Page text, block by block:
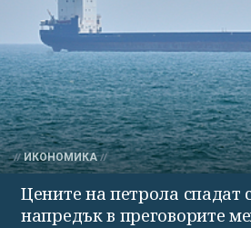
ИКОНОМИКА
Цените на петрола спадат
напредък в преговорите